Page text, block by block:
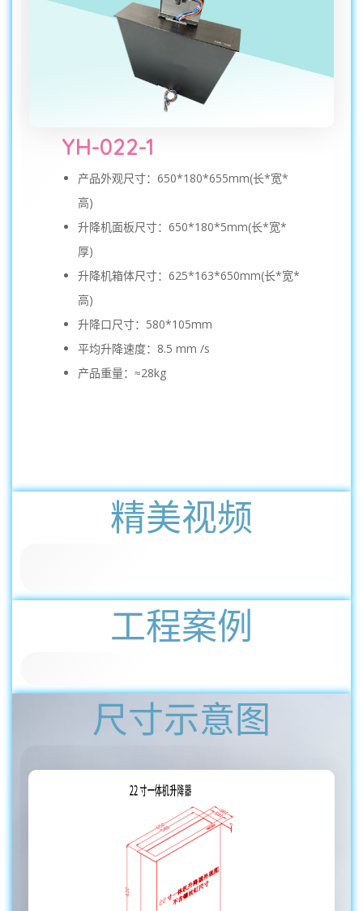
YH-022-1
产品外观尺寸：650*180*655mm(长*宽*
高)
升降机面板尺寸：650*180*5mm(长*宽*
厚)
升降机箱体尺寸：625*163*650mm(长*宽*
高)
升降口尺寸：580*105mm
平均升降速度：8.5 mm /s
产品重量：≈28kg
精美视频
工程案例
尺寸示意图